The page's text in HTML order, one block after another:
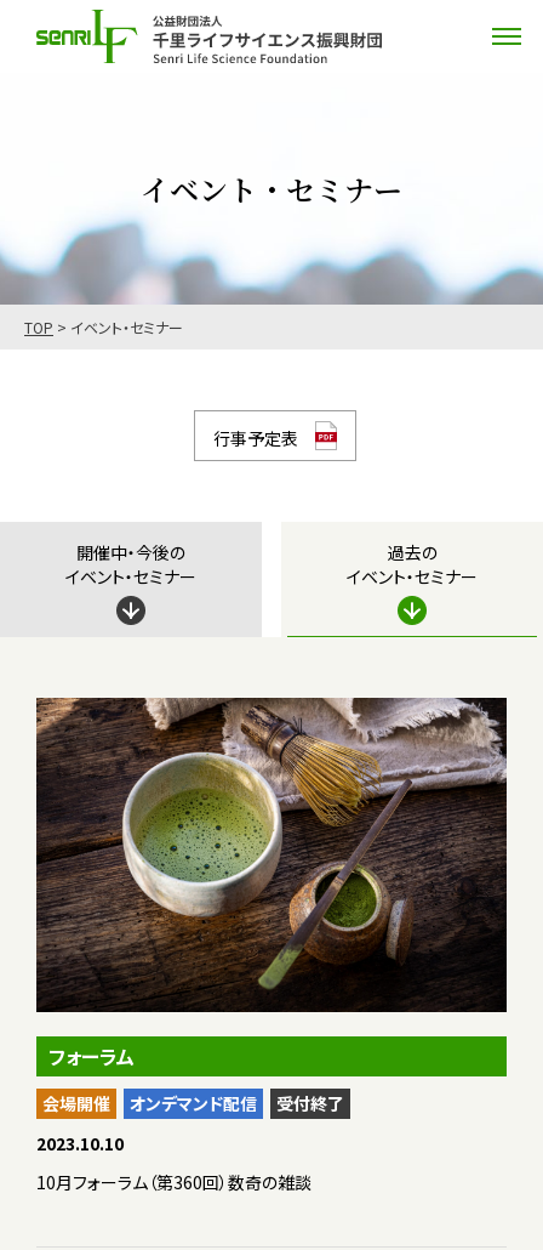
イベント・セミナー
TOP > イベント・セミナー
行事予定表
開催中・今後の
イベント・セミナー
過去の
イベント・セミナー
フォーラム
会場開催 オンデマンド配信
受付終了
2023.10.10
10月フォーラム（第360回）数奇の雑談